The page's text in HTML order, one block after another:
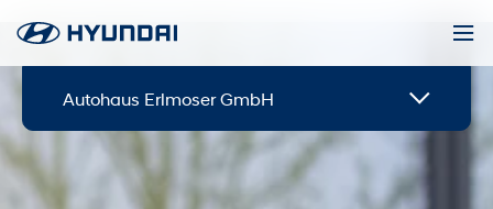
Autohaus Erlmoser GmbH